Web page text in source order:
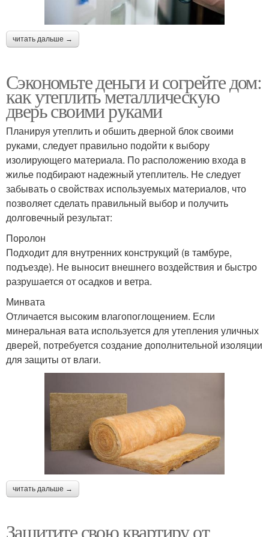
читать дальше →
Сэкономьте деньги и согрейте дом:
как утеплить металлическую
дверь своими руками
Планируя утеплить и обшить дверной блок своими
руками, следует правильно подойти к выбору
изолирующего материала. По расположению входа в
жилье подбирают надежный утеплитель. Не следует
забывать о свойствах используемых материалов, что
позволяет сделать правильный выбор и получить
долговечный результат:
Поролон
Подходит для внутренних конструкций (в тамбуре,
подъезде). Не выносит внешнего воздействия и быстро
разрушается от осадков и ветра.
Минвата
Отличается высоким влагопоглощением. Если
минеральная вата используется для утепления уличных
дверей, потребуется создание дополнительной изоляции
для защиты от влаги.
читать дальше →
Защитите свою квартиру от